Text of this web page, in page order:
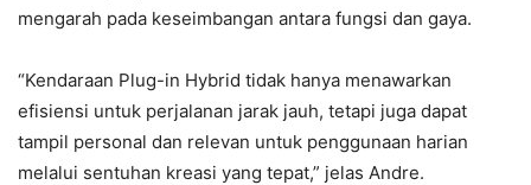
mengarah pada keseimbangan antara fungsi dan gaya.
“Kendaraan Plug-in Hybrid tidak hanya menawarkan
efisiensi untuk perjalanan jarak jauh, tetapi juga dapat
tampil personal dan relevan untuk penggunaan harian
melalui sentuhan kreasi yang tepat,” jelas Andre.